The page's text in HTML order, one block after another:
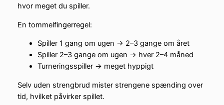
hvor meget du spiller.
En tommelfingerregel:
Spiller 1 gang om ugen → 2–3 gange om året
Spiller 2–3 gange om ugen → hver 2–4 måned
Turneringsspiller → meget hyppigt
Selv uden strengbrud mister strengene spænding over
tid, hvilket påvirker spillet.